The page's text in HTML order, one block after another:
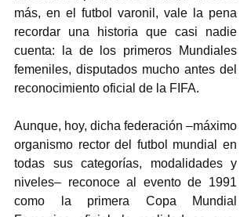
más, en el futbol varonil, vale la pena
recordar una historia que casi nadie
cuenta: la de los primeros Mundiales
femeniles, disputados mucho antes del
reconocimiento oficial de la FIFA.
Aunque, hoy, dicha federación –máximo
organismo rector del futbol mundial en
todas sus categorías, modalidades y
niveles– reconoce al evento de 1991
como la primera Copa Mundial